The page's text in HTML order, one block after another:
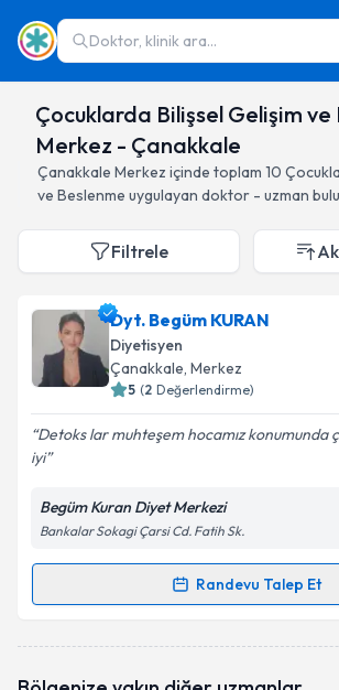
Doktor, klinik ara...
Çocuklarda Bilişsel Gelişim ve
Merkez - Çanakkale
Çanakkale Merkez içinde toplam 10
ve Beslenme uygulayan doktor - uzman
Filtrele
Dyt. Begüm KURAN
Diyetisyen
Çanakkale, Merkez
5 (2 Değerlendirme)
Detoks lar muhteşem hocamız konumunda
iyi
Begüm Kuran Diyet Merkezi
Bankalar Sokagi Çarsi Cd. Fatih Sk.
Randevu Talep Et
Randevu Takvimi Talebi